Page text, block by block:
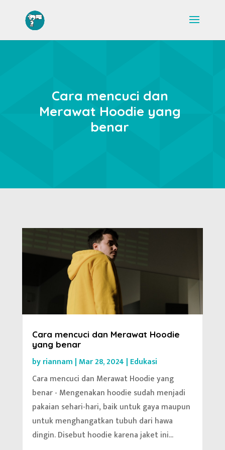
Cara mencuci dan
Merawat Hoodie yang
benar
Cara mencuci dan Merawat Hoodie
yang benar
byriannam | Mar 28, 2024 | Edukasi
Cara mencuci dan Merawat Hoodie yang
benar - Mengenakan hoodie sudah menjadi
pakaian sehari-hari, baik untuk gaya maupun
untuk menghangatkan tubuh dari hawa
dingin. Disebut hoodie karena jaket ini...